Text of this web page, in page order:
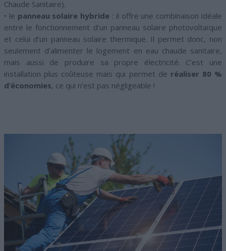
Chaude Sanitaire).
• le panneau solaire hybride : il offre une combinaison idéale
entre le fonctionnement d’un panneau solaire photovoltaïque
et celui d’un panneau solaire thermique. Il permet donc, non
seulement d’alimenter le logement en eau chaude sanitaire,
mais aussi de produire sa propre électricité. C’est une
installation plus coûteuse mais qui permet de réaliser 80 %
d’économies, ce qui n’est pas négligeable !